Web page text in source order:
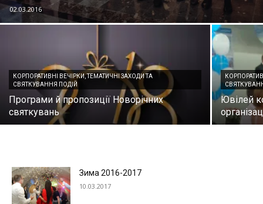
02.03.2016
КОРПОРАТИВНІ ВЕЧІРКИ, ТЕМАТИЧНІ ЗАХОДИ ТА
СВЯТКУВАННЯ ПОДІЙ
Програми й пропозиції Новорічних
святкувань
Ювілей
Зима 2016-2017
10.03.2017